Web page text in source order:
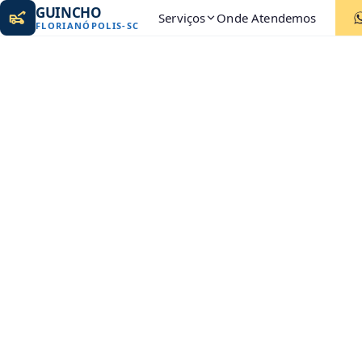
GUINCHO
FLORIANÓPOLIS-SC Serviços Onde Atendemos